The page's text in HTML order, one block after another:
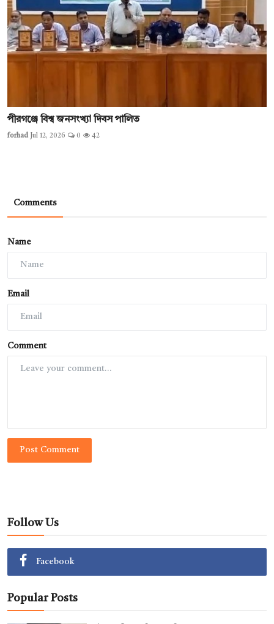
পীরগঞ্জে বিশ্ব জনসংখ্যা দিবস পালিত
forhad Jul 12, 2026 0 42
Comments
Name
Email
Comment
Post Comment
Follow Us
Facebook
Popular Posts